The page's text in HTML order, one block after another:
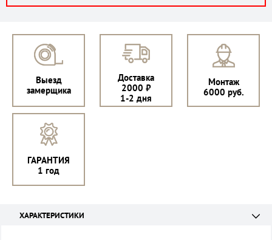
Выезд
замерщика
Доставка
2000 ₽
1-2 дня
Монтаж
6000 руб.
ГАРАНТИЯ
1 год
ХАРАКТЕРИСТИКИ